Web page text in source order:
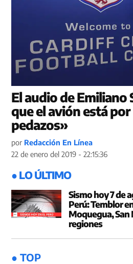
El audio de Emiliano
que el avión está por
pedazos»
por Redacción En Línea
22 de enero del 2019 - 22:15:36
● LO ÚLTIMO
Sismo hoy 7 de
Perú: Temblor
Moquegua,
regiones
● TOP